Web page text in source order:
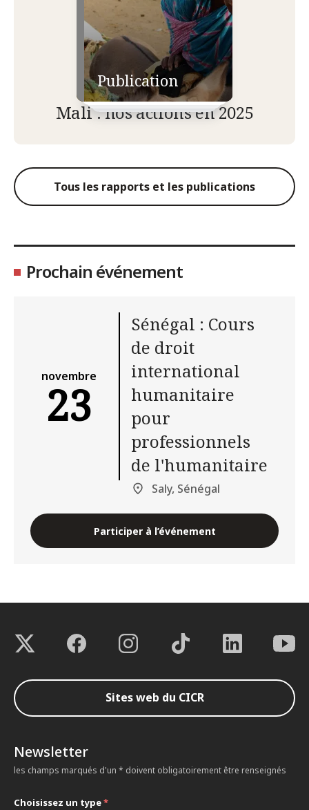
Publication
Mali : nos actions en 2025
Tous les rapports et les publications
Prochain événement
novembre
23
Sénégal : Cours
de droit
international
humanitaire
pour
professionnels
de l'humanitaire
Saly, Sénégal
Participer à l’événement
Sites web du CICR
Newsletter
les champs marqués d'un * doivent obligatoirement être renseignés
Choisissez un type*